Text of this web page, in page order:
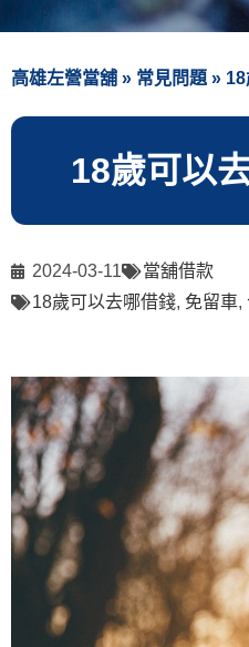
高雄左營當舖 » 常見問題 »
18歲可以
2024-03-11
當舖借款
18歲可以去哪借錢, 免留車,